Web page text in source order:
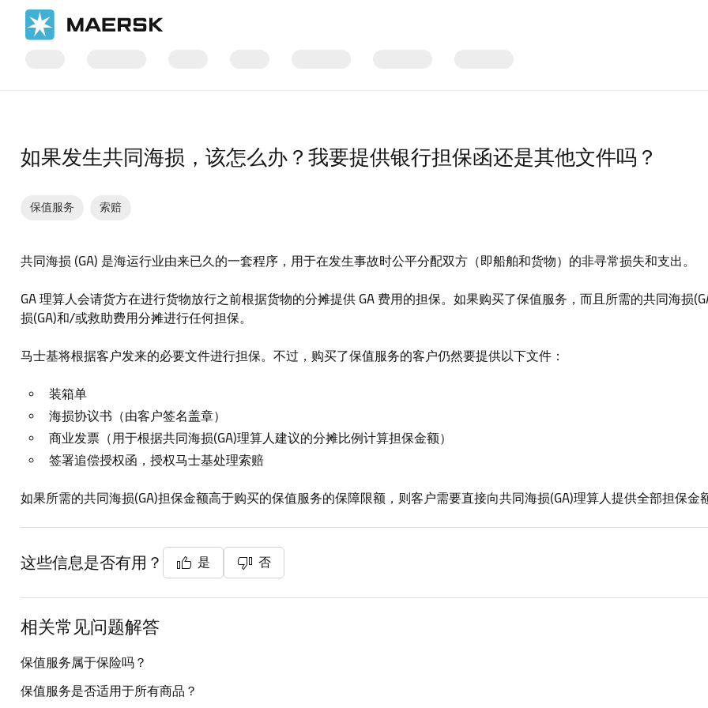
如果发生共同海损，该怎么办？我要提供银行担保函还是其他文件吗？
保值服务 索赔
共同海损 (GA) 是海运行业由来已久的一套程序，用于在发生事故时公平分配双方（即船舶和货物）的非寻常损失和支出。
GA 理算人会请货方在进行货物放行之前根据货物的分摊提供 GA 费用的担保。如果购买了保值服务，而且所需的共同海损
损(GA)和/或救助费用分摊进行任何担保。
马士基将根据客户发来的必要文件进行担保。不过，购买了保值服务的客户仍然要提供以下文件：
装箱单
海损协议书（由客户签名盖章）
商业发票（用于根据共同海损(GA)理算人建议的分摊比例计算担保金额）
签署追偿授权函，授权马士基处理索赔
如果所需的共同海损(GA)担保金额高于购买的保值服务的保障限额，则客户需要直接向共同海损(GA)理算人提供全部担保金
这些信息是否有用？ 是 否
相关常见问题解答
保值服务属于保险吗？
保值服务是否适用于所有商品？